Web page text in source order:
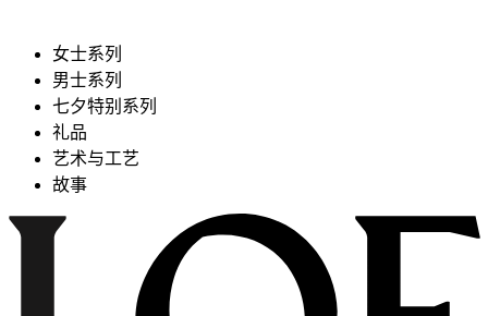
女士系列
男士系列
七夕特别系列
礼品
艺术与工艺
故事